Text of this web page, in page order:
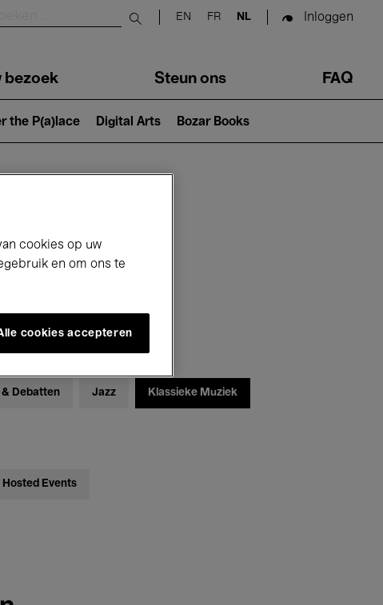
Submit search
EN FR NL Inloggen
bezoek Steun ons FAQ
the P(a)lace Digital Arts Bozar Books
& Debatten Jazz Klassieke Muziek
Hosted Events
cookies op uw
en om ons te
cookies accepteren